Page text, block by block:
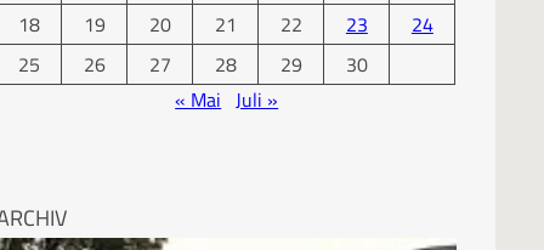
18
19 20 21 22 23
24
25
26 27 28 29
30
« Mai Juli »